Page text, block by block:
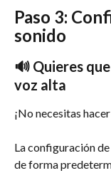
Paso 3:
sonido
🔊 Quieres
voz alta
¡No necesitas
La configuración
de forma